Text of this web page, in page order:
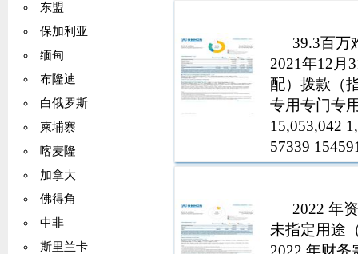
东盟
保加利亚
缅甸
布隆迪
白俄罗斯
柬埔寨
喀麦隆
加拿大
佛得角
中非
斯里兰卡
39.3百万
2021年12月
配）拨款（
专用专门专
15,053,042
57339
和平基金的
2022 年
未指定用途
2022 年财务